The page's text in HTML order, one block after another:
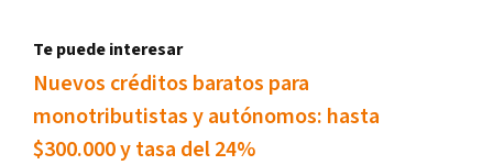
Te puede interesar
Nuevos créditos baratos para
monotributistas y autónomos: hasta
$300.000 y tasa del 24%